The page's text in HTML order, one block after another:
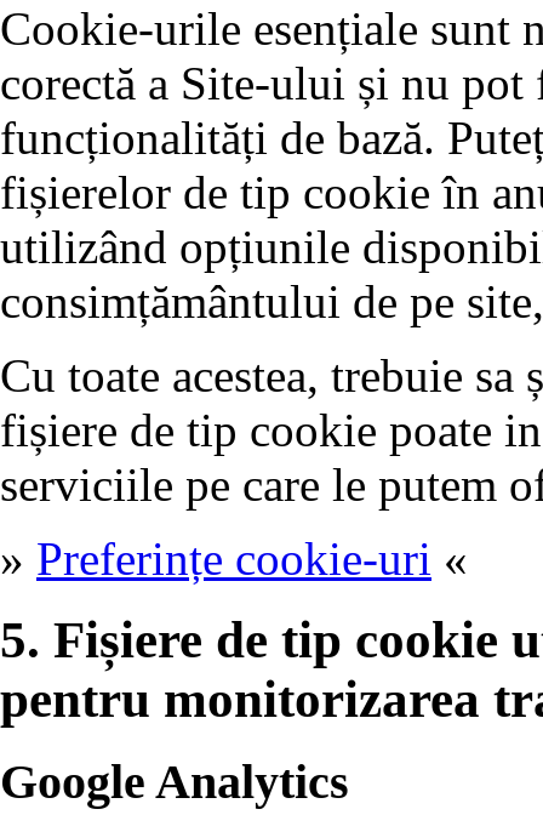
Cookie-urile esențiale sunt
corectă a Site-ului și nu
funcționalități de bază.
fișierelor de tip cookie în
utilizând opțiunile
consimțământului de pe
Cu toate acestea, trebuie
fișiere de tip cookie poate
serviciile pe care le putem
» Preferințe cookie-uri «
5. Fișiere de tip cookie
pentru monitorizarea
Google Analytics